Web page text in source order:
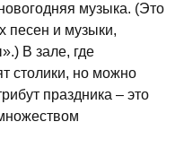
музыка. (Это
песен и музыки,
В зале, где
столики, но можно
праздника – это